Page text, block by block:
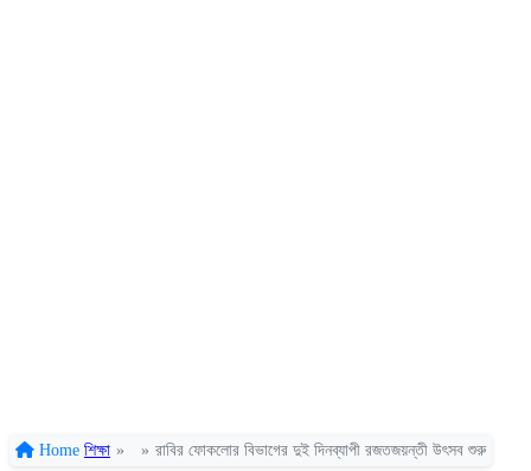
Home শিক্ষা » » রাবির ফোকলোর বিভাগের দুই দিনব্যাপী রজতজয়ন্তী উৎসব শুরু